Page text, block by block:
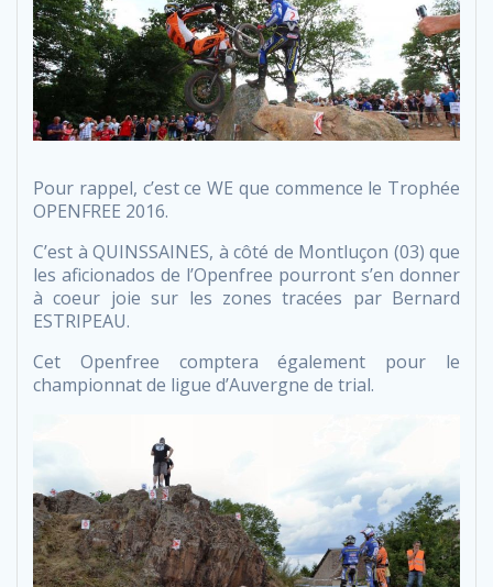
Pour rappel, c’est ce WE que commence le Trophée
OPENFREE 2016.
C’est à QUINSSAINES, à côté de Montluçon (03) que
les aficionados de l’Openfree pourront s’en donner
à coeur joie sur les zones tracées par Bernard
ESTRIPEAU.
Cet Openfree comptera également pour le
championnat de ligue d’Auvergne de trial.